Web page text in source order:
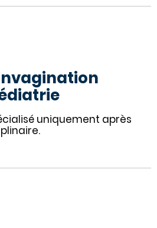
uniquement après